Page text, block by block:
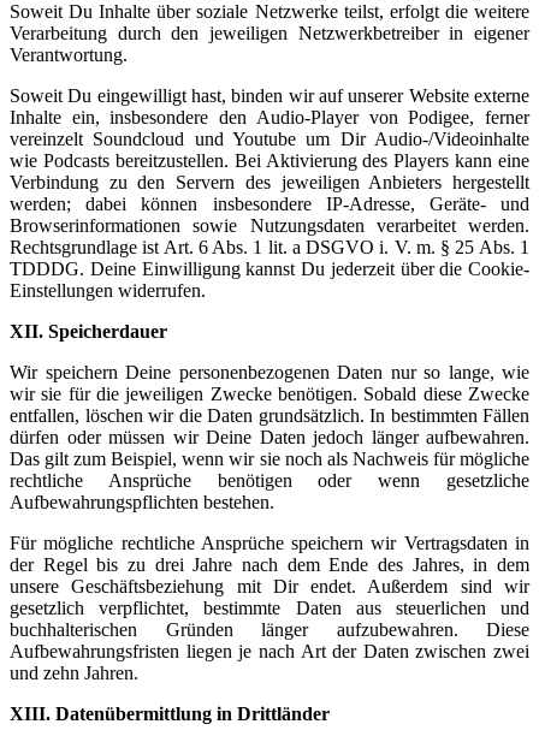
Soweit Du Inhalte über soziale Netzwerke teilst, erfolgt die weitere
Verarbeitung durch den jeweiligen Netzwerkbetreiber in eigener
Verantwortung.
Soweit Du eingewilligt hast, binden wir auf unserer Website externe
Inhalte ein, insbesondere den Audio-Player von Podigee, ferner
vereinzelt Soundcloud und Youtube um Dir Audio-/Videoinhalte
wie Podcasts bereitzustellen. Bei Aktivierung des Players kann eine
Verbindung zu den Servern des jeweiligen Anbieters hergestellt
werden; dabei können insbesondere IP-Adresse, Geräte- und
Browserinformationen sowie Nutzungsdaten verarbeitet werden.
Rechtsgrundlage ist Art. 6 Abs. 1 lit. a DSGVO i. V. m. § 25 Abs. 1
TDDDG. Deine Einwilligung kannst Du jederzeit über die Cookie-
Einstellungen widerrufen.
XII. Speicherdauer
Wir speichern Deine personenbezogenen Daten nur so lange, wie
wir sie für die jeweiligen Zwecke benötigen. Sobald diese Zwecke
entfallen, löschen wir die Daten grundsätzlich. In bestimmten Fällen
dürfen oder müssen wir Deine Daten jedoch länger aufbewahren.
Das gilt zum Beispiel, wenn wir sie noch als Nachweis für mögliche
rechtliche Ansprüche benötigen oder wenn gesetzliche
Aufbewahrungspflichten bestehen.
Für mögliche rechtliche Ansprüche speichern wir Vertragsdaten in
der Regel bis zu drei Jahre nach dem Ende des Jahres, in dem
unsere Geschäftsbeziehung mit Dir endet. Außerdem sind wir
gesetzlich verpflichtet, bestimmte Daten aus steuerlichen und
buchhalterischen Gründen länger aufzubewahren. Diese
Aufbewahrungsfristen liegen je nach Art der Daten zwischen zwei
und zehn Jahren.
XIII. Datenübermittlung in Drittländer